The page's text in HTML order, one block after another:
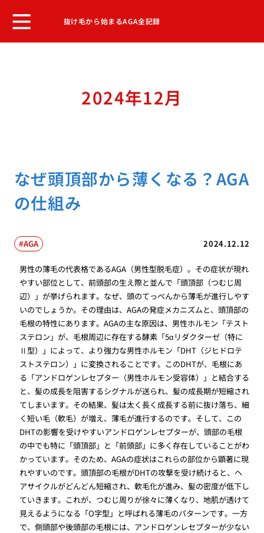
抜け毛から始まるAGA全記録
2024年12月
なぜ頭頂部から薄くなる？AGA
の仕組み
2024.12.12
AGA
男性の薄毛の代表格であるAGA（男性型脱毛症）。その症状が現れ
やすい部位として、前頭部の生え際と並んで「頭頂部（つむじ周
辺）」が挙げられます。なぜ、頭のてっぺんから薄毛が進行しやす
いのでしょうか。その理由は、AGAの発症メカニズムと、頭頂部の
毛根の特性にあります。AGAの主な原因は、男性ホルモン「テスト
ステロン」が、毛根周辺に存在する酵素「5αリダクターゼ（特に
Ⅱ型）」によって、より強力な男性ホルモン「DHT（ジヒドロテ
ストステロン）」に変換されることです。このDHTが、毛根にあ
る「アンドロゲンレセプター（男性ホルモン受容体）」と結合する
と、髪の成長を阻害するシグナルが送られ、髪の成長期が短縮され
てしまいます。その結果、髪は太く長く成長する前に抜け落ち、細
く短い毛（軟毛）が増え、薄毛が進行するのです。そして、この
DHTの影響を受けやすいアンドロゲンレセプターが、頭部の毛根
の中でも特に「頭頂部」と「前頭部」に多く存在していることがわ
かっています。そのため、AGAの症状はこれらの部位から顕著に現
れやすいのです。頭頂部の毛根がDHTの攻撃を受け続けると、ヘ
アサイクルがどんどん短縮され、軟毛化が進み、髪の密度が低下し
ていきます。これが、つむじ周りが徐々に薄くなり、地肌が透けて
見えるようになる「O字型」と呼ばれる薄毛のパターンです。一方
で、側頭部や後頭部の毛根には、アンドロゲンレセプターが少ない